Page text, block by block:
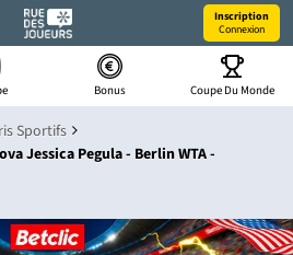
Inscription
Connexion
Bonus Coupe Du Monde
Sportifs
Jessica Pegula - Berlin WTA -